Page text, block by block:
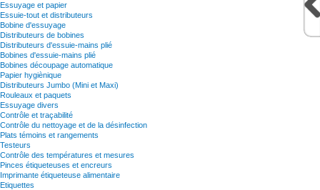
Essuyage et papier
Essuie-tout et distributeurs
Bobine d'essuyage
Distributeurs de bobines
Distributeurs d'essuie-mains plié
Bobines d'essuie-mains plié
Bobines découpage automatique
Papier hygiènique
Distributeurs Jumbo (Mini et Maxi)
Rouleaux et paquets
Essuyage divers
Contrôle et traçabilité
Contrôle du nettoyage et de la désinfection
Plats témoins et rangements
Testeurs
Contrôle des températures et mesures
Pinces étiqueteuses et encreurs
Imprimante étiqueteuse alimentaire
Etiquettes